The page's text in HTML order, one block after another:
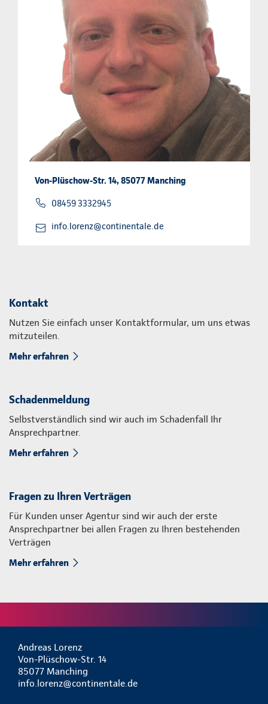
Von-Plüschow-Str. 14, 85077 Manching
08459 3332945
info.lorenz@continentale.de
Kontakt
Nutzen Sie einfach unser Kontaktformular, um uns etwas
mitzuteilen.
Mehr erfahren
Schadenmeldung
Selbstverständlich sind wir auch im Schadenfall Ihr
Ansprechpartner.
Mehr erfahren
Fragen zu Ihren Verträgen
Für Kunden unser Agentur sind wir auch der erste
Ansprechpartner bei allen Fragen zu Ihren bestehenden
Verträgen
Mehr erfahren
Andreas Lorenz
Von-Plüschow-Str. 14
85077 Manching
info.lorenz@continentale.de